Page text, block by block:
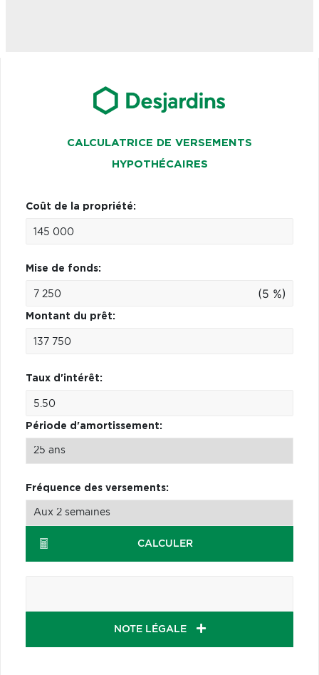
CALCULATRICE DE VERSEMENTS
HYPOTHÉCAIRES
Coût de la propriété:
Mise de fonds:
(5 %)
Montant du prêt:
Taux d'intérêt:
Période d'amortissement:
Fréquence des versements:
CALCULER
NOTE LÉGALE